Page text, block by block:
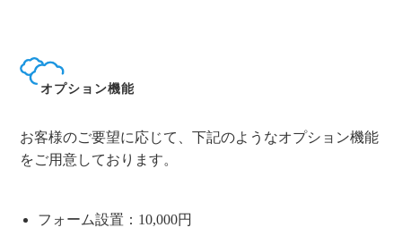
オプション機能
お客様のご要望に応じて、下記のようなオプション機能
をご用意しております。
フォーム設置：10,000円